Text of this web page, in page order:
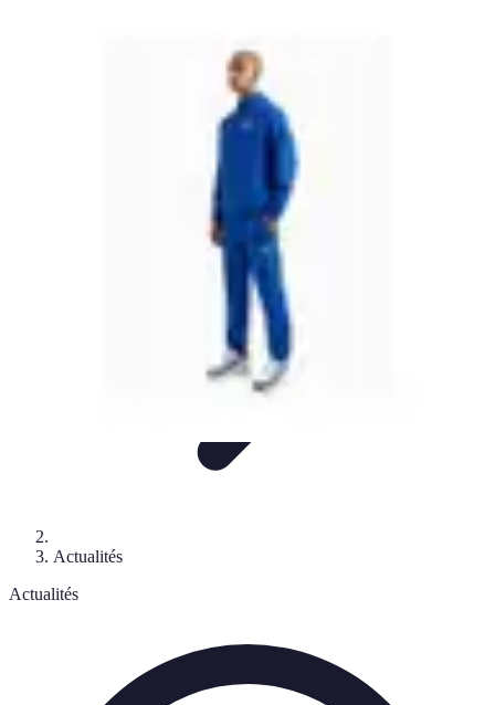
Actualités
Actualités